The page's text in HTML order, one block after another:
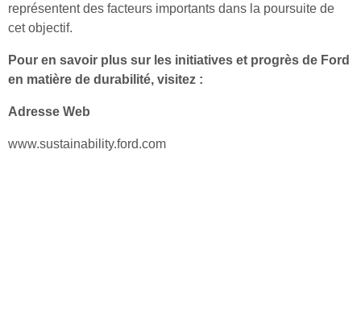
représentent des facteurs importants dans la poursuite de
cet objectif.
Pour en savoir plus sur les initiatives et progrès de Ford
en matière de durabilité, visitez :
Adresse Web
www.sustainability.ford.com